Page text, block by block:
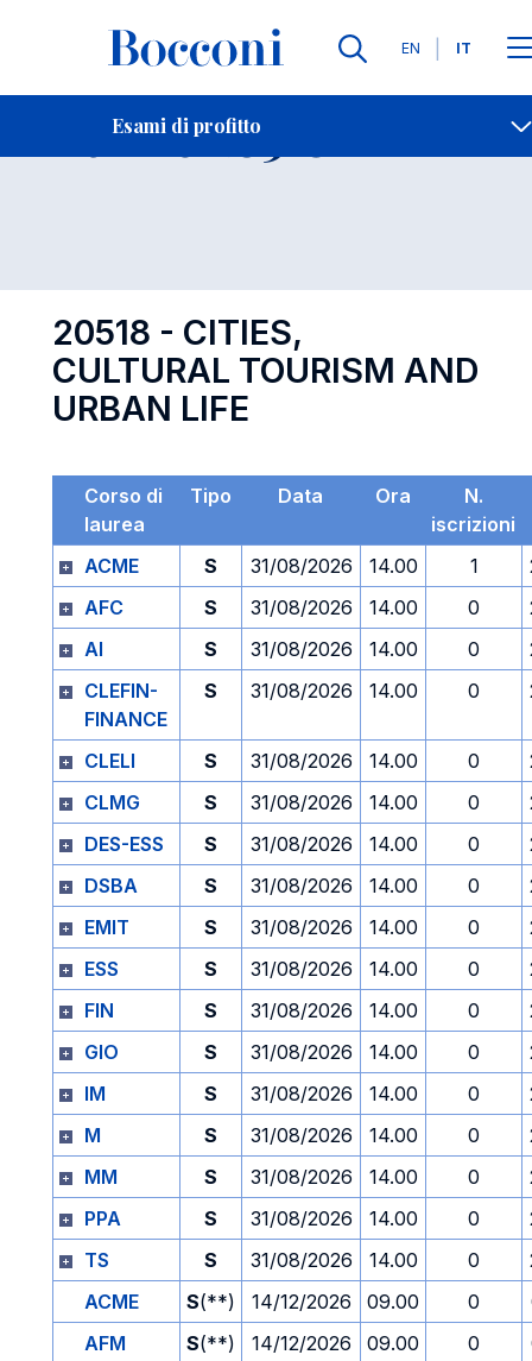
Lingue
EN IT
Esami di profitto
Contatti
Esame 20518 Open
20518 - CITIES,
CULTURAL TOURISM AND
URBAN LIFE
Corso di
laurea
Tipo Data Ora
N.
iscrizioni
ACME
S 31/08/2026 14.00 1
AFC
S 31/08/2026 14.00 0
AI
S 31/08/2026 14.00 0
CLEFIN-
FINANCE
S 31/08/2026 14.00 0
CLELI S 31/08/2026 14.00 0
CLMG
S 31/08/2026 14.00 0
DES-ESS
S 31/08/2026 14.00 0
DSBA
S 31/08/2026 14.00 0
EMIT
S 31/08/2026 14.00 0
ESS
S 31/08/2026 14.00 0
FIN
S 31/08/2026 14.00 0
GIO
S 31/08/2026 14.00 0
IM
S 31/08/2026 14.00 0
M
S 31/08/2026 14.00 0
MM
S 31/08/2026 14.00 0
PPA
S 31/08/2026 14.00 0
TS
S 31/08/2026 14.00 0
ACME
S(**) 14/12/2026 09.00 0
AFM
S(**) 14/12/2026 09.00 0